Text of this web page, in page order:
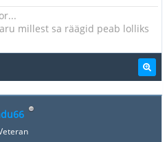
millest sa räägid peab lolliks